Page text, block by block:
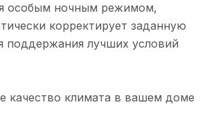
особым ночным режимом,
корректирует заданную
поддержания лучших условий
качество климата в вашем доме